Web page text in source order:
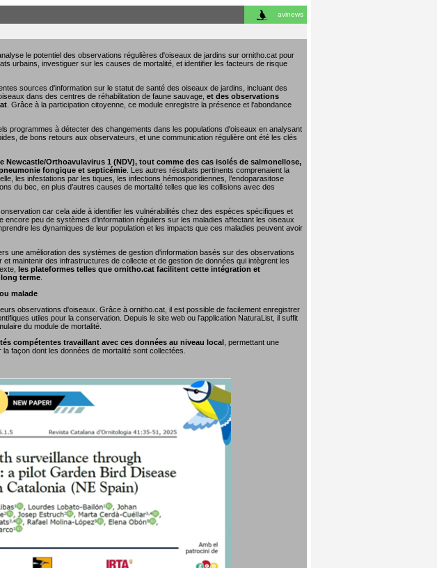
avinews
le potentiel des observations régulières d'oiseaux de jardins sur ornitho.cat pour
urbains, investiguer sur les causes de mortalité, et identifier les facteurs de risque
sources d'information sur le statut de santé des oiseaux de jardins, incluant des
dans des centres de réhabilitation de faune sauvage, et des observations
. Grâce à la participation citoyenne, ce module enregistre la présence et l'abondance
programmes à détecter des changements dans les populations d'oiseaux en analysant
de bons retours aux observateurs, et une communication régulière ont été les clés
Orthoavulavirus 1 (NDV), tout comme des cas isolés de salmonellose,
fongique et septicémie. Les autres résultats pertinents comprenaient la
les infestations par les tiques, les infections hémosporidiennes, l’endoparasitose
du bec, en plus d’autres causes de mortalité telles que les collisions avec des
car cela aide à identifier les vulnérabilités chez des espèces spécifiques et
peu de systèmes d’information réguliers sur les maladies affectant les oiseaux
les dynamiques de leur population et les impacts que ces maladies peuvent avoir
une amélioration des systèmes de gestion d'information basés sur des observations
maintenir des infrastructures de collecte et de gestion de données qui intègrent les
les plateformes telles que ornitho.cat facilitent cette intégration et
terme.
malade
observations d'oiseaux. Grâce à ornitho.cat, il est possible de facilement enregistrer
utiles pour la conservation. Depuis le site web ou l'application NaturaList, il suffit
du module de mortalité.
compétentes travaillant avec ces données au niveau local, permettant une
façon dont les données de mortalité sont collectées.